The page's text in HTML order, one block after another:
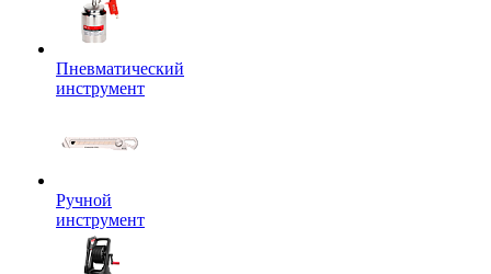
Пневматический
инструмент
Ручной
инструмент